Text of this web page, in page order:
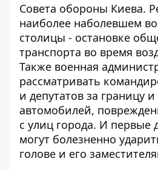
Совета обороны Киева.
наиболее наболевшем
столицы - остановке
транспорта во время
Также военная
рассматривать
и депутатов за границу
автомобилей,
с улиц города. И первые
могут болезненно
голове и его